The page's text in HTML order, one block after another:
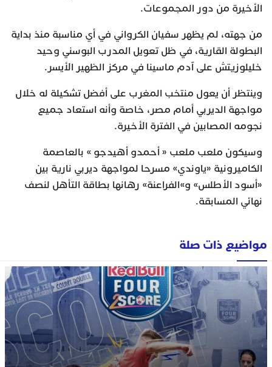
الأخيرة من دور المجموعات.
من جهته، لم يظهر سفيان الكرواني في أي مناسبة منذ بداية
البطولة القارية، في ظل تعويل المدرب البوسني وحيد
خليلوزيتش على آدم ماسينا في مركز الظهير الأيسر.
وينتظر أن يعول منتخب المغرب على أفضل تشكيلة له خلال
مواجهة الديربي أمام مصر، خاصة وأنه استعاد جميع
نجومه المصابين في الفترة الأخيرة.
وسيكون ملعب ملعب « أحمدو أهيدجو » بالعاصمة
الكاميرونية «ياوندي» مسرحا لمواجهة ديربي نارية بين
«أسود الأطلس» و»الفراعنة» رهانها بطاقة التأهل لنصف
نهائي المسابقة.
مواضيع ذات صلة